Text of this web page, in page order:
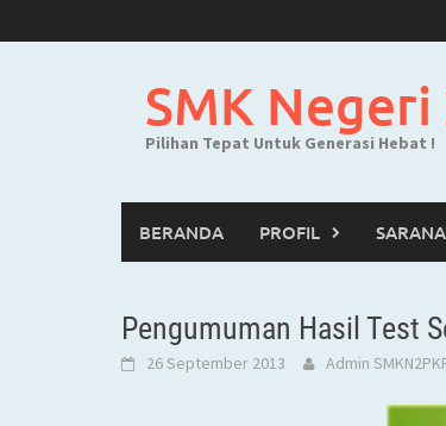
to
SMK
Pilihan Tepat Untuk Generasi Hebat !
BERANDA PROFIL
Pengumuman Hasil Test
26 September 2013 Admin